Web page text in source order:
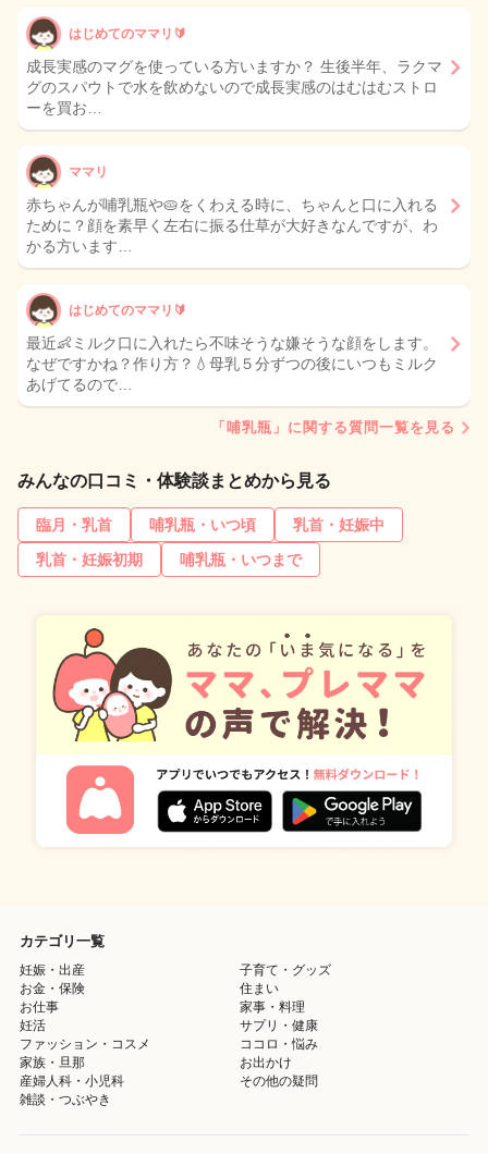
はじめてのママリ🔰
成長実感のマグを使っている方いますか？ 生後半年、ラクマ
グのスパウトで水を飲めないので成長実感のはむはむストロ
ーを買お…
ママリ
赤ちゃんが哺乳瓶や🥧をくわえる時に、ちゃんと口に入れる
ために？顔を素早く左右に振る仕草が大好きなんですが、わ
かる方います…
はじめてのママリ🔰
最近👶ミルク口に入れたら不味そうな嫌そうな顔をします。
なぜですかね？作り方？💧母乳５分ずつの後にいつもミルク
あげてるので…
「哺乳瓶」に関する質問一覧を見る
みんなの口コミ・体験談まとめから見る
臨月・乳首 哺乳瓶・いつ頃
乳首・妊娠中
乳首・妊娠初期
哺乳瓶・いつまで
カテゴリ一覧
妊娠・出産
子育て・グッズ
お金・保険
住まい
お仕事
家事・料理
妊活
サプリ・健康
ファッション・コスメ
ココロ・悩み
家族・旦那
お出かけ
産婦人科・小児科
その他の疑問
雑談・つぶやき